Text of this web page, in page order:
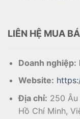
LIÊN HỆ MUA
Doanh nghiệp:
Website:
Địa chỉ: 250 Âu
Hồ Chí Minh,